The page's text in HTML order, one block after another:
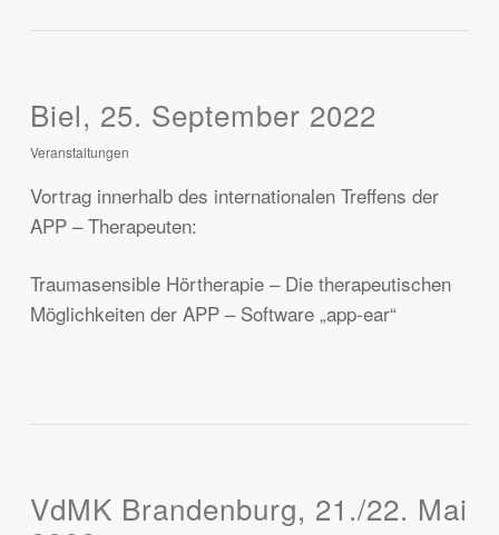
Biel, 25. September 2022
Veranstaltungen
Vortrag innerhalb des internationalen Treffens der
APP – Therapeuten:
Traumasensible Hörtherapie – Die therapeutischen
Möglichkeiten der APP – Software „app-ear“
VdMK Brandenburg, 21./22. Mai